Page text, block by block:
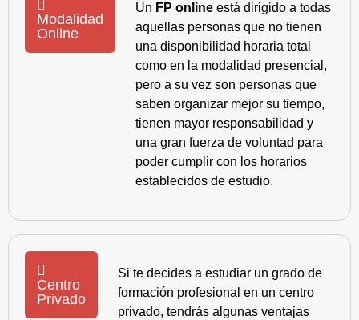
Modalidad
Online
Un FP online está dirigido a todas
aquellas personas que no tienen
una disponibilidad horaria total
como en la modalidad presencial,
pero a su vez son personas que
saben organizar mejor su tiempo,
tienen mayor responsabilidad y
una gran fuerza de voluntad para
poder cumplir con los horarios
establecidos de estudio.
Centro
Privado
Si te decides a estudiar un grado de
formación profesional en un centro
privado, tendrás algunas ventajas